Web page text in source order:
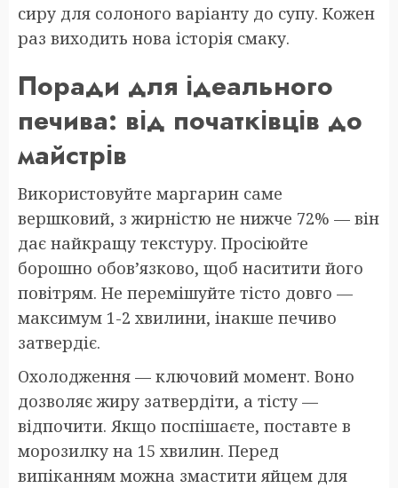
сиру для солоного варіанту до супу. Кожен
раз виходить нова історія смаку.
Поради для ідеального
печива: від початківців до
майстрів
Використовуйте маргарин саме
вершковий, з жирністю не нижче 72% — він
дає найкращу текстуру. Просіюйте
борошно обов’язково, щоб наситити його
повітрям. Не перемішуйте тісто довго —
максимум 1-2 хвилини, інакше печиво
затвердіє.
Охолодження — ключовий момент. Воно
дозволяє жиру затвердіти, а тісту —
відпочити. Якщо поспішаєте, поставте в
морозилку на 15 хвилин. Перед
випіканням можна змастити яйцем для